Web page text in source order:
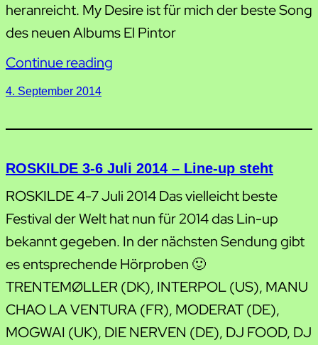
heranreicht. My Desire ist für mich der beste Song
des neuen Albums El Pintor
Continue reading
4. September 2014
ROSKILDE 3-6 Juli 2014 – Line-up steht
ROSKILDE 4-7 Juli 2014 Das vielleicht beste
Festival der Welt hat nun für 2014 das Lin-up
bekannt gegeben. In der nächsten Sendung gibt
es entsprechende Hörproben 🙂
TRENTEMØLLER (DK), INTERPOL (US), MANU
CHAO LA VENTURA (FR), MODERAT (DE),
MOGWAI (UK), DIE NERVEN (DE), DJ FOOD, DJ